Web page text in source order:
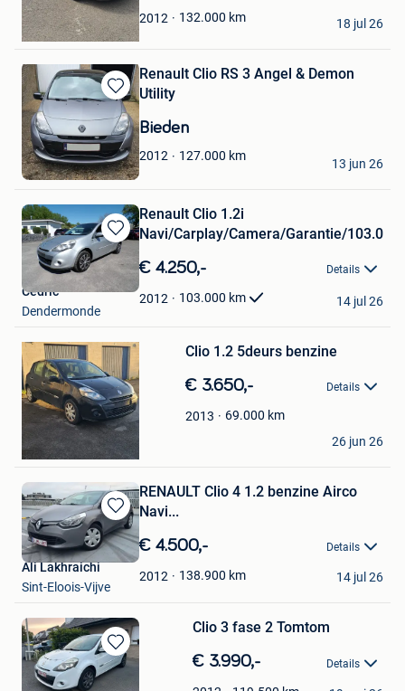
2012 132.000 km
BASAM
Bierges
18 jul 26
Bewaren
in
Mijn
Favorieten
Renault Clio RS 3 Angel & Demon
Utility
Bieden
2012 127.000 km
Olivier
Glain & Partie Ans
13 jun 26
Bewaren
in
Mijn
Favorieten
Renault Clio 1.2i
Navi/Carplay/Camera/Garantie/
€ 4.250,- Details
2012 103.000 km
Cedric
Dendermonde
14 jul 26
Bewaren
Mijn
Favorieten
Clio 1.2 5deurs benzine
€ 3.650,- Details
2013 69.000 km
Mike Vand
Mechelen
26 jun 26
Bewaren
in
Mijn
Favorieten
RENAULT Clio 4 1.2 benzine Airco
Navi...
€ 4.500,- Details
2012 138.900 km
Ali Lakhraichi
Sint-Eloois-Vijve
14 jul 26
Bewaren
in
Clio 3 fase 2 Tomtom
€ 3.990,- Details
Flo